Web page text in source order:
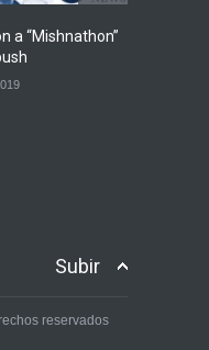
a “Mishnathon”
Subir
reservados